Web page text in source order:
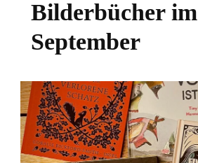
Bilderbücher im
September